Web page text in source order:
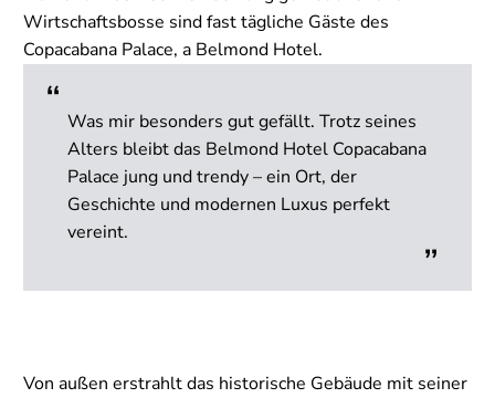
Wirtschaftsbosse sind fast tägliche Gäste des
Copacabana Palace, a Belmond Hotel.
Was mir besonders gut gefällt. Trotz seines
Alters bleibt das Belmond Hotel Copacabana
Palace jung und trendy – ein Ort, der
Geschichte und modernen Luxus perfekt
vereint.
Von außen erstrahlt das historische Gebäude mit seiner